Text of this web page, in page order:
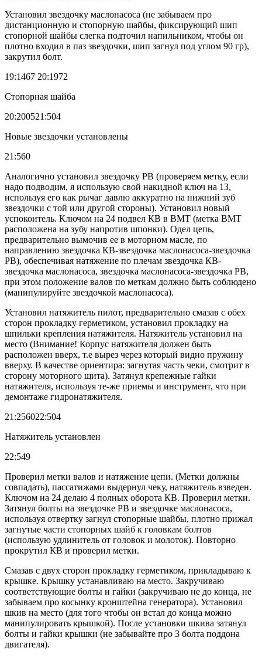
Установил звездочку маслонасоса (не забываем про
дистанционную и стопорную шайбы, фиксирующий шип
стопорной шайбы слегка подточил напильником, чтобы он
плотно входил в паз звездочки, шип загнул под углом 90 гр),
закрутил болт.
19:1467 20:1972
Стопорная шайба
20:200521:504
Новые звездочки установлены
21:560
Аналогично установил звездочку РВ (проверяем метку, если
надо подводим, я использую свой накидной ключ на 13,
используя его как рычаг давлю аккуратно на нижний зуб
звездочки с той или другой стороны). Установил новый
успокоитель. Ключом на 24 подвел КВ в ВМТ (метка ВМТ
расположена на зубу напротив шпонки). Одел цепь,
предварительно вымочив ее в моторном масле, по
направлению звездочка КВ-звездочка маслонасоса-звездочка
РВ), обеспечивая натяжение по плечам звездочка КВ-
звездочка маслонасоса, звездочка маслонасоса-звездочка РВ,
при этом положение валов по меткам должно быть соблюдено
(манипулируйте звездочкой маслонасоса).
Установил натяжитель пилот, предварительно смазав с обех
сторон прокладку герметиком, установил прокладку на
шпильки крепления натяжителя. Натяжитель установил на
место (Внимание! Корпус натяжителя должен быть
расположен вверх, т.е вырез через который видно пружину
вверху. В качестве ориентира: загнутая часть чеки, смотрит в
сторону моторного щита). Затянул крепежные гайки
натяжителя, используя те-же приемы и инструмент, что при
демонтаже гидронатяжителя.
21:256022:504
Натяжитель установлен
22:549
Проверил метки валов и натяжение цепи. (Метки должны
совпадать), пассатижами выдернул чеку, натяжитель взведен.
Ключом на 24 делаю 4 полных оборота КВ. Проверил метки.
Затянул болты на звездочке РВ и звездочке маслонасоса,
используя отвертку загнул стопорные шайбы, плотно прижал
загнутые части стопорных шайб к головкам болтов
(использую удлинитель от головок и молоток). Повторно
прокрутил КВ и проверил метки.
Смазав с двух сторон прокладку герметиком, прикладываю к
крышке. Крышку устанавливаю на место. Закручиваю
соответствующие болты и гайки (закручиваю не до конца, не
забываем про косынку кронштейна генератора). Установил
шкив на место (для того чтобы он встал до конца можно
манипулировать крышкой). После установки шкива затянул
болты и гайки крышки (не забывайте про 3 болта поддона
двигателя).